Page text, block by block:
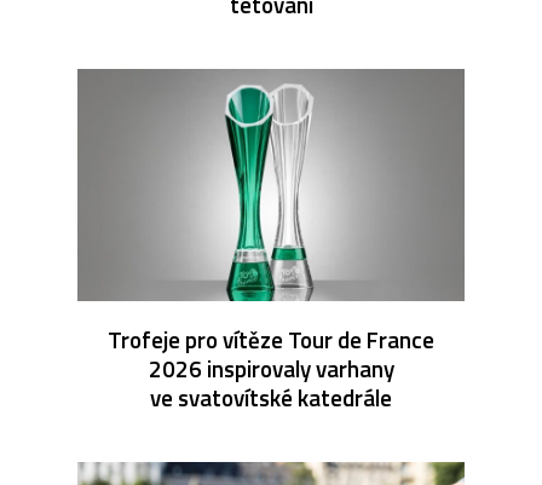
Trofeje pro vítěze Tour de France
2026 inspirovaly varhany
ve svatovítské katedrále